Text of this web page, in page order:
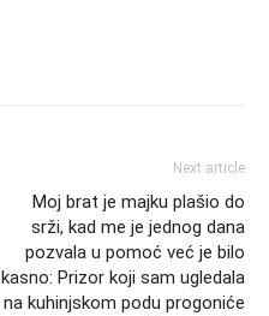
Next article
Moj brat je majku plašio do
srži, kad me je jednog dana
pozvala u pomoć već je bilo
kasno: Prizor koji sam ugledala
na kuhinjskom podu progoniće